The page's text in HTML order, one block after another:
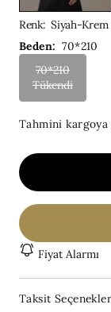
Renk:Siyah-
Beden: 70*210
70*210
Tükendi
Tahmini
Fiyat Alarmı
Taksit